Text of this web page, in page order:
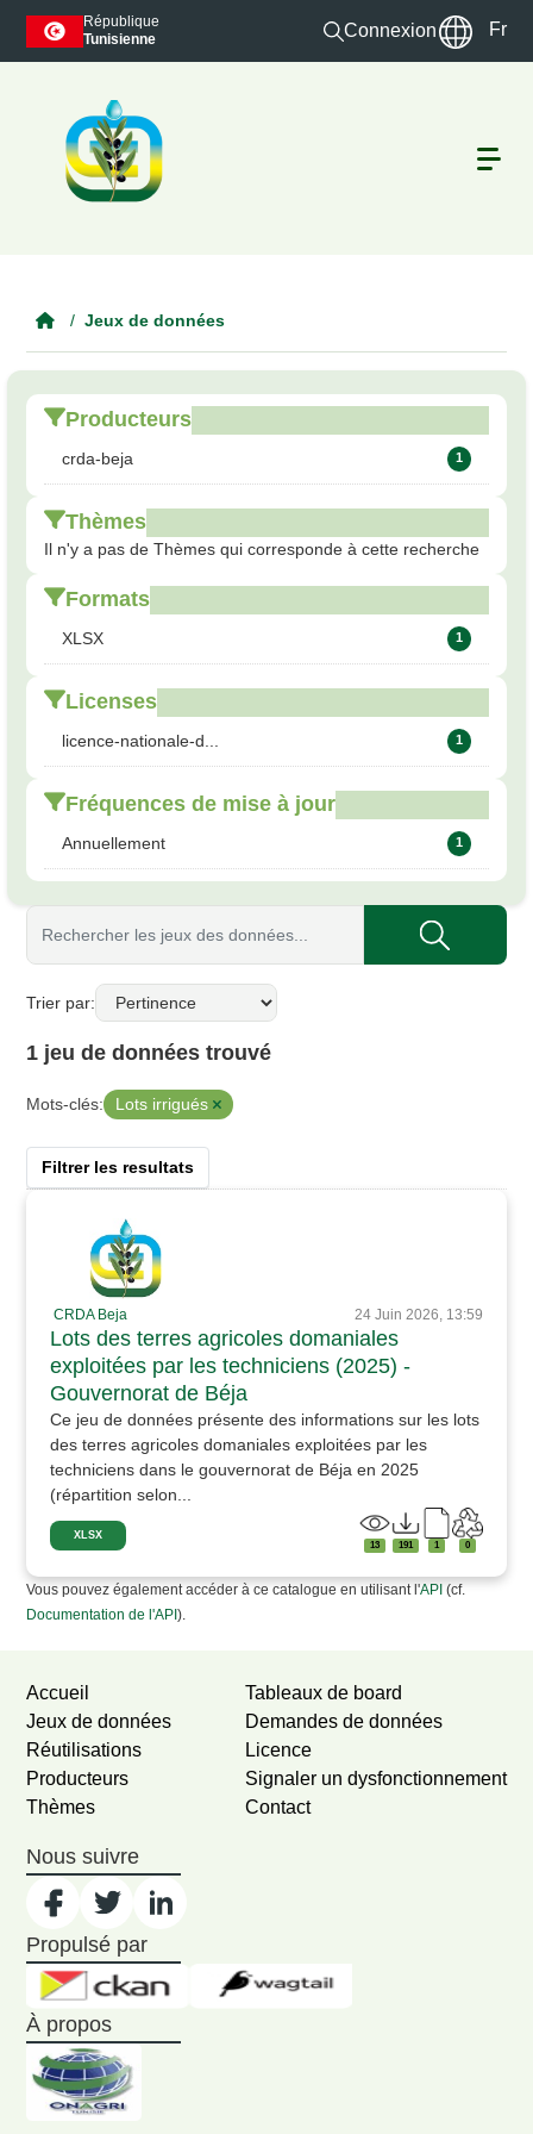
Skip to main content
République
Tunisienne
Connexion Fr
Jeux de données
Producteurs
crda-beja 1
Thèmes
Il n'y a pas de Thèmes qui corresponde à cette recherche
Formats
XLSX 1
Licenses
licence-nationale-d... 1
Fréquences de mise à jour
Annuellement 1
Trier par
1 jeu de données trouvé
Mots-clés: Lots irrigués
Filtrer les resultats
CRDA Beja 24 Juin 2026, 13:59
Lots des terres agricoles domaniales
exploitées par les techniciens (2025) -
Gouvernorat de Béja
Ce jeu de données présente des informations sur les lots
des terres agricoles domaniales exploitées par les
techniciens dans le gouvernorat de Béja en 2025
(répartition selon...
XLSX
13 191 1 0
Vous pouvez également accéder à ce catalogue en utilisant l'API (cf.
Documentation de l'API).
Accueil
Jeux de données
Réutilisations
Producteurs
Thèmes
Tableaux de board
Demandes de données
Licence
Signaler un dysfonctionnement
Contact
Nous suivre
Propulsé par
À propos